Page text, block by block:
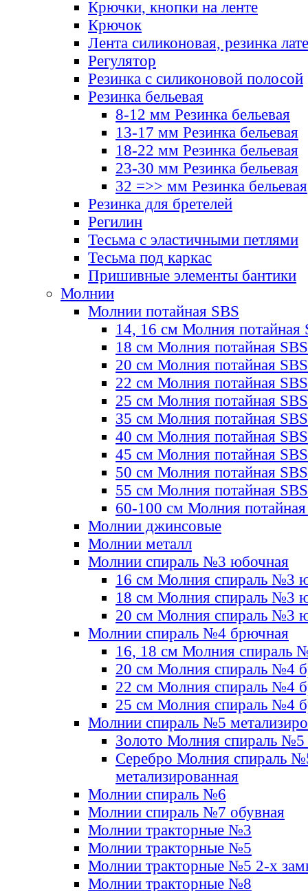
Крючки, кнопки на ленте
Крючок
Лента силиконовая, резинка
Регулятор
Резинка с силиконовой полосой
Резинка бельевая
8-12 мм Резинка бельевая
13-17 мм Резинка бельевая
18-22 мм Резинка бельевая
23-30 мм Резинка бельевая
32 =>> мм Резинка бельевая
Резинка для бретелей
Регилин
Тесьма с эластичными петлями
Тесьма под каркас
Пришивные элементы бантики
Молнии
Молнии потайная SBS
14, 16 см Молния потайная
18 см Молния потайная SBS
20 см Молния потайная SBS
22 см Молния потайная SBS
25 см Молния потайная SBS
35 см Молния потайная SBS
40 см Молния потайная SBS
45 см Молния потайная SBS
50 см Молния потайная SBS
55 см Молния потайная SBS
60-100 см Молния
Молнии джинсовые
Молнии металл
Молнии спираль №3 юбочная
16 см Молния спираль №3
18 см Молния спираль №3
20 см Молния спираль №3
Молнии спираль №4 брючная
16, 18 см Молния спираль
20 см Молния спираль №4
22 см Молния спираль №4
25 см Молния спираль №4
Молнии спираль №5
Золото Молния спираль №5
Серебро Молния спираль
метализированная
Молнии спираль №6
Молнии спираль №7 обувная
Молнии тракторные №3
Молнии тракторные №5
Молнии тракторные №5 2-х
Молнии тракторные №8